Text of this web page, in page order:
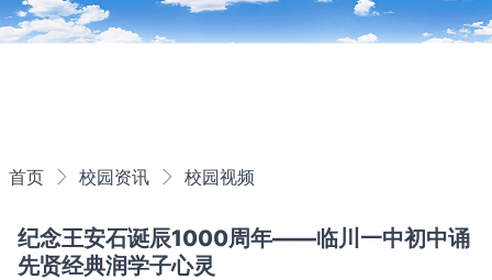
首页 校园资讯 校园视频
纪念王安石诞辰1000周年——临川一中初中诵
先贤经典润学子心灵